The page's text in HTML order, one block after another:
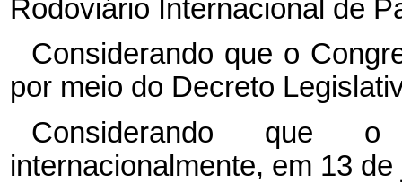
Rodoviário Internacional de
Considerando que o
por meio do Decreto
Considerando que
internacionalmente, em 13